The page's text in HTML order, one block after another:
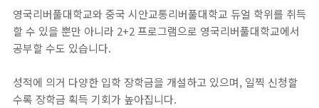
영국리버풀대학교와 중국 시안교통리버풀대학교 듀얼 학위를 취득
할 수 있을 뿐만 아니라 2+2 프로그램으로 영국리버풀대학교에서
공부할 수도 있습니다.
성적에 의거 다양한 입학 장학금을 개설하고 있으며, 일찍 신청할
수록 장학금 획득 기회가 높아집니다.